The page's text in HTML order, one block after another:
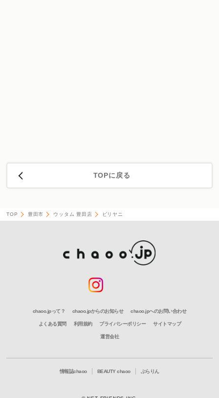
TOPに戻る
TOP 豊田市 ウッタム 豊田店 ビリヤニ
chaoo.jpって？ chaoo.jpからのお知らせ chaoo.jpへのお問い合わせ
よくある質問 利用規約 プライバシーポリシー サイトマップ
運営会社
情報誌chaoo BEAUTY chaoo ぶらりん